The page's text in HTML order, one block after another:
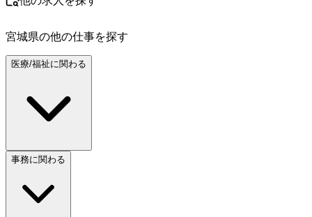
宮城県の他の仕事を探す
医療/福祉に関わる
事務に関わる